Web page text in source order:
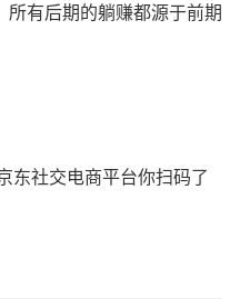
所有后期的躺赚都源于前期
社交电商平台你扫码了